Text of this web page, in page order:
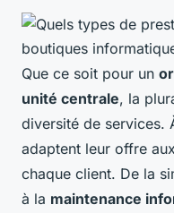
Que ce soit pour un
unité centrale, la
diversité de services.
adaptent leur offre
chaque client. De la
à la maintenance